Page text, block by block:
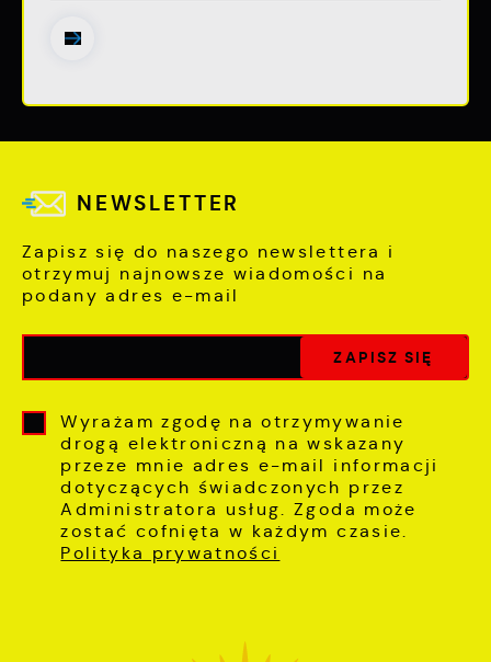
NEWSLETTER
Zapisz się do naszego newslettera i
otrzymuj najnowsze wiadomości na
podany adres e-mail
Wyrażam zgodę na otrzymywanie
drogą elektroniczną na wskazany
przeze mnie adres e-mail informacji
dotyczących świadczonych przez
Administratora usług. Zgoda może
zostać cofnięta w każdym czasie.
Polityka prywatności